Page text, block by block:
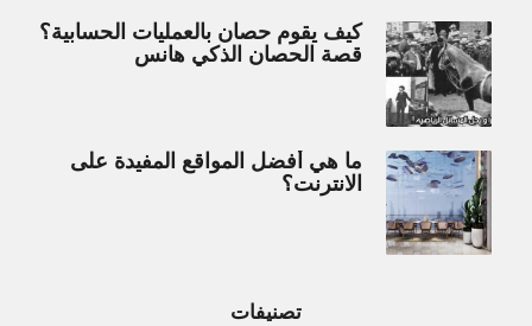
كيف يقوم حصان بالعمليات الحسابية؟
قصة الحصان الذكي هانس
ما هي أفضل المواقع المفيدة على
الانترنت؟
تصنيفات